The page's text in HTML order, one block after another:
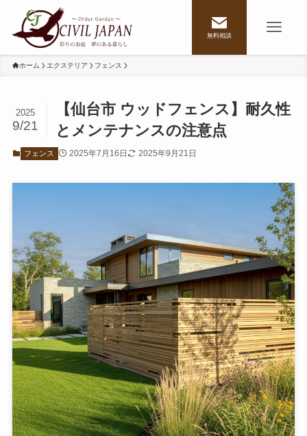
無料相談
ホーム エクステリア フェンス
【仙台市 ウッドフェンス】耐久性
とメンテナンスの注意点
2025
9/21
フェンス 2025年7月16日 2025年9月21日